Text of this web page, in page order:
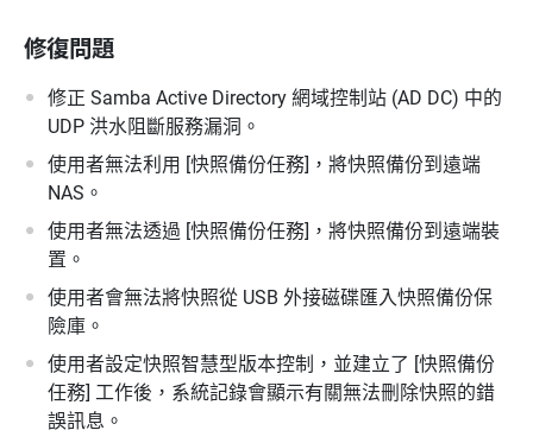
修復問題
修正 Samba Active Directory 網域控制站 (AD DC) 中的
UDP 洪水阻斷服務漏洞。
使用者無法利用 [快照備份任務]，將快照備份到遠端
NAS。
使用者無法透過 [快照備份任務]，將快照備份到遠端裝
置。
使用者會無法將快照從 USB 外接磁碟匯入快照備份保
險庫。
使用者設定快照智慧型版本控制，並建立了 [快照備份
任務] 工作後，系統記錄會顯示有關無法刪除快照的錯
誤訊息。